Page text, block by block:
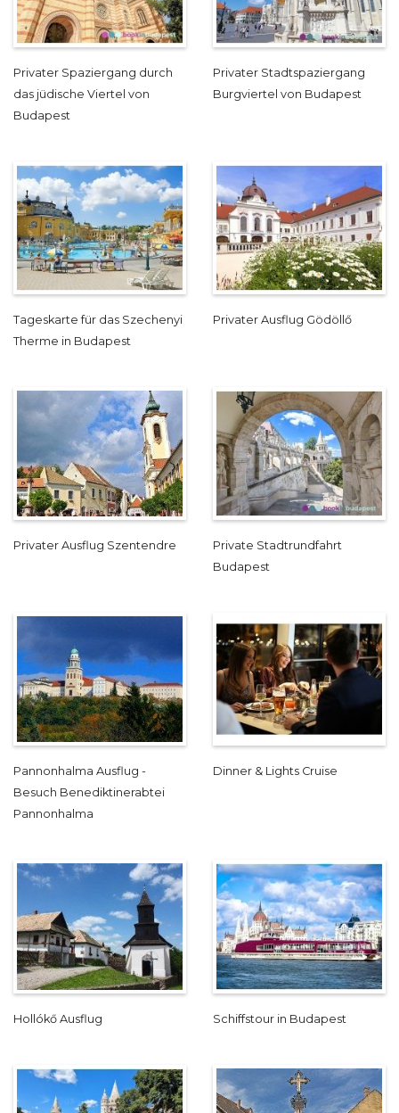
Privater Spaziergang durch
das jüdische Viertel von
Budapest
Privater Stadtspaziergang
Burgviertel von Budapest
Tageskarte für das Szechenyi
Therme in Budapest
Privater Ausflug Gödöllő
Privater Ausflug Szentendre
Private Stadtrundfahrt
Budapest
Pannonhalma Ausflug -
Besuch Benediktinerabtei
Pannonhalma
Dinner & Lights Cruise
Hollókő Ausflug Schiffstour in Budapest